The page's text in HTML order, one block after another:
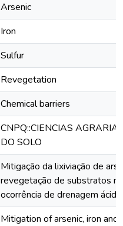
Arsenic
Iron
Sulfur
Revegetation
Chemical barriers
CNPQ::CIENCIAS
DO SOLO
Mitigação da lixiviação de
revegetação de substratos
ocorrência de drenagem ácida
Mitigation of arsenic, iron and